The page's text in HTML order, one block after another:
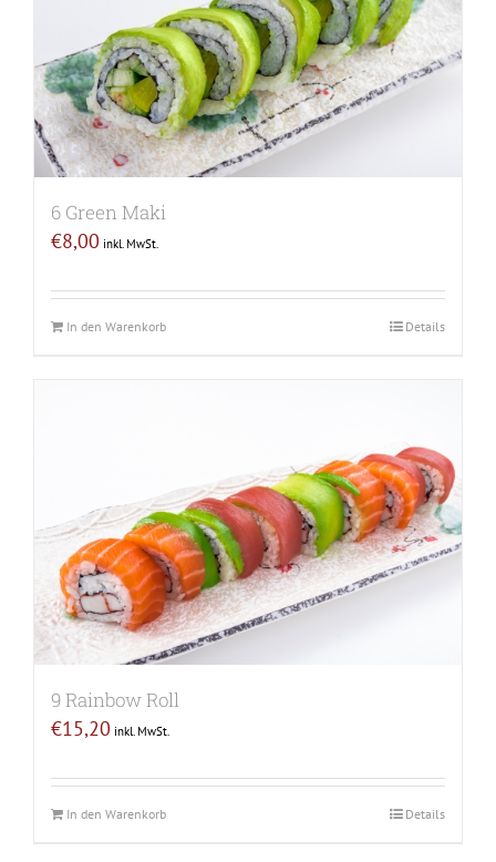
6 Green Maki
€8,00 inkl. MwSt.
In den Warenkorb Details
9 Rainbow Roll
€15,20 inkl. MwSt.
In den Warenkorb Details